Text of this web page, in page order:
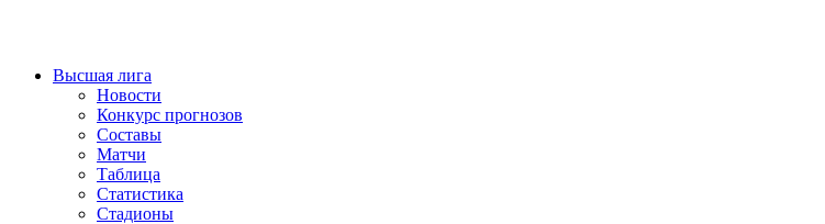
Высшая лига
Новости
Конкурс прогнозов
Составы
Матчи
Таблица
Статистика
Стадионы